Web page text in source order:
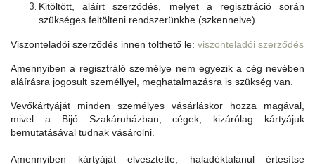
Kitöltött, aláírt szerződés, melyet a regisztráció során
szükséges feltölteni rendszerünkbe (szkennelve)
Viszonteladói szerződés innen tölthető le: viszonteladói szerződés
Amennyiben a regisztráló személye nem egyezik a cég nevében
aláírásra jogosult személlyel, meghatalmazásra is szükség van.
Vevőkártyáját minden személyes vásárláskor hozza magával,
mivel a Bijó Szakáruházban, cégek, kizárólag kártyájuk
bemutatásával tudnak vásárolni.
Amennyiben kártyáját elvesztette, haladéktalanul értesítse